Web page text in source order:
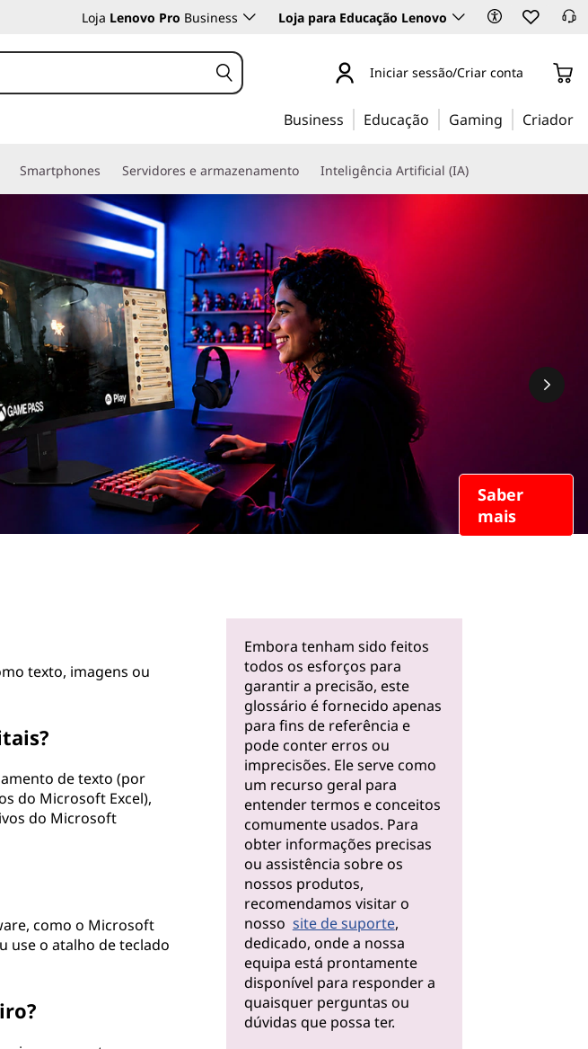
Loja Lenovo Pro Business Loja para Educação Lenovo
Iniciar sessão/Criar conta
Business Educação Gaming Criador
Smartphones Servidores e armazenamento Inteligência Artificial (IA)
Saber
mais
texto, imagens ou
de texto (por
do Microsoft Excel),
do Microsoft
como o Microsoft
use o atalho de teclado
Embora tenham sido feitos
todos os esforços para
garantir a precisão, este
glossário é fornecido apenas
para fins de referência e
pode conter erros ou
imprecisões. Ele serve como
um recurso geral para
entender termos e conceitos
comumente usados. Para
obter informações precisas
ou assistência sobre os
nossos produtos,
recomendamos visitar o
nosso site de suporte,
dedicado, onde a nossa
equipa está prontamente
disponível para responder a
quaisquer perguntas ou
dúvidas que possa ter.